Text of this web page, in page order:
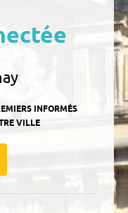
INFORMÉS
VILLE